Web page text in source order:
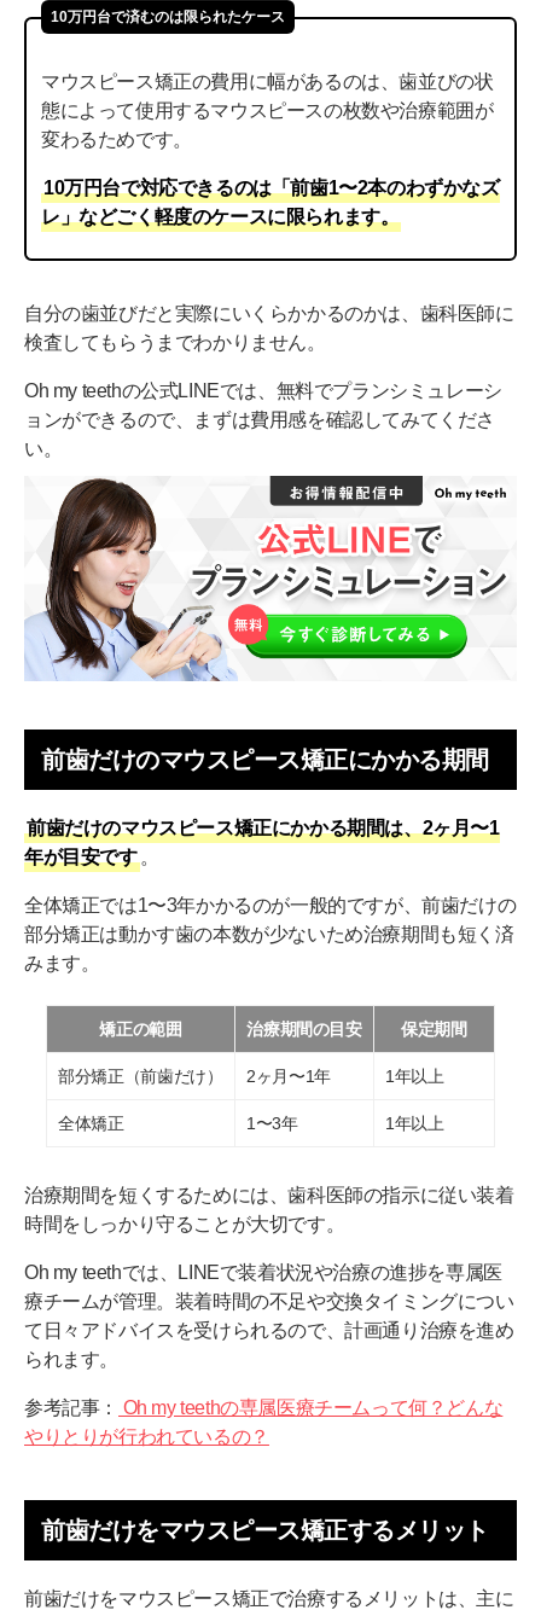
10万円台で済むのは限られたケース
マウスピース矯正の費用に幅があるのは、歯並びの状
態によって使用するマウスピースの枚数や治療範囲が
変わるためです。
10万円台で対応できるのは「前歯1〜2本のわずかなズ
レ」などごく軽度のケースに限られます。
自分の歯並びだと実際にいくらかかるのかは、歯科医師に
検査してもらうまでわかりません。
Oh my teethの公式LINEでは、無料でプランシミュレーシ
ョンができるので、まずは費用感を確認してみてくださ
い。
前歯だけのマウスピース矯正にかかる期間
前歯だけのマウスピース矯正にかかる期間は、2ヶ月〜1
年が目安です 。
全体矯正では1〜3年かかるのが一般的ですが、前歯だけの
部分矯正は動かす歯の本数が少ないため治療期間も短く済
みます。
矯正の範囲 治療期間の目安 保定期間
部分矯正（前歯だけ） 2ヶ月〜1年 1年以上
全体矯正 1〜3年 1年以上
治療期間を短くするためには、歯科医師の指示に従い装着
時間をしっかり守ることが大切です。
Oh my teethでは、LINEで装着状況や治療の進捗を専属医
療チームが管理。装着時間の不足や交換タイミングについ
て日々アドバイスを受けられるので、計画通り治療を進め
られます。
参考記事：
Oh my teethの専属医療チームって何？どんな
やりとりが行われているの？
前歯だけをマウスピース矯正するメリット
前歯だけをマウスピース矯正で治療するメリットは、主に